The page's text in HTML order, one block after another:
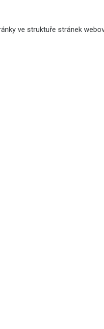
ve struktuře stránek